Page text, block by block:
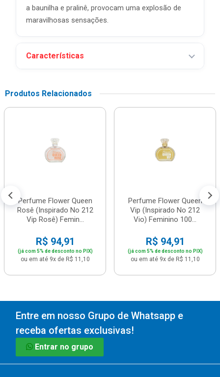
a baunilha e pralinê, provocam uma explosão de
maravilhosas sensações.
Características
Produtos Relacionados
Perfume Flower Queen
Rosê (Inspirado No 212
Vip Rosê) Femin...
R$ 94,91
(já com 5% de desconto no PIX)
ou em até 9x de R$ 11,10
Perfume Flower Queen
Vip (Inspirado No 212
Vio) Feminino 100...
R$ 94,91
(já com 5% de desconto no PIX)
ou em até 9x de R$ 11,10
Entre em nosso Grupo de Whatsapp e
receba ofertas exclusivas!
Entrar no grupo